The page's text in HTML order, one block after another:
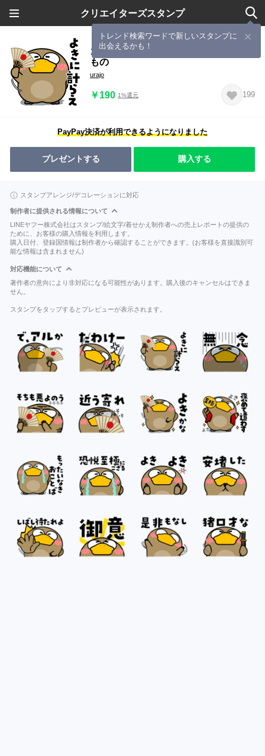
クリエイターズスタンプ
トレンド検索ワードで新しいスタンプに
出会えるかも！
カモノハシ de あーる★だって武士だ
もの
urajo
￥190 1%還元 199
PayPay決済が利用できるようになりました
プレゼントする 購入する
スタンプアレンジ/デコレーションに対応
制作者に提供される情報について
LINEヤフー株式会社はスタンプ/絵文字/着せかえ制作者への売上レポートの提供の
ために、お客様の購入情報を利用します。
購入日付、登録国情報は制作者から確認することができます。(お客様を直接識別可
能な情報は含まれません)
対応機能について
著作者の意向により非対応になる可能性があります。購入後のキャンセルはできま
せん。
スタンプをタップするとプレビューが表示されます。